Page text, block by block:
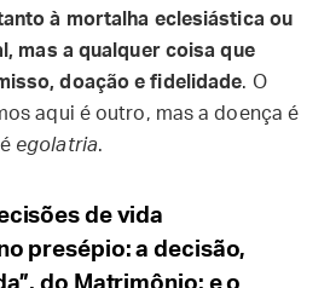
à mortalha eclesiástica ou
mas a qualquer coisa que
doação e fidelidade. O
aqui é outro, mas a doença é
egolatria.
de vida
presépio: a decisão,
do Matrimônio; e o